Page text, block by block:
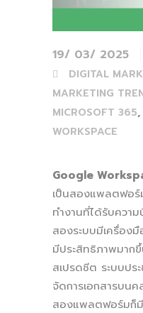
19/ 03/ 2025
DIGITAL
MARKETING
MICROSOFT 365,
WORKSPACE
Google
เป็นสองแพลตฟอร์
ทำงานที่ได้รับควา
สองระบบมีเครื่อง
มีประสิทธิภาพมากขึ้
สเปรดชีต ระบบปร
จัดการเอกสารบน
สองแพลตฟอร์มก็